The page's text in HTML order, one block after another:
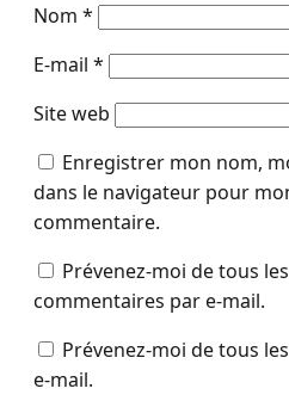
Nom *
E-mail *
Site web
Enregistrer mon nom,
dans le navigateur pour
commentaire.
Prévenez-moi de tous
commentaires par e-mail.
Prévenez-moi de tous
e-mail.